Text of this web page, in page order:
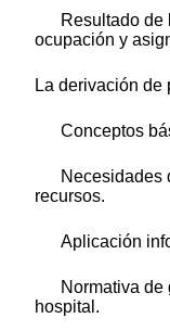
Resultado de
ocupación y
La derivación de
Conceptos
Necesidades
recursos.
Aplicación
Normativa de
hospital.